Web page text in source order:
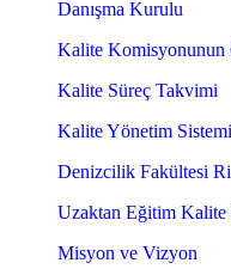
Danışma Kurulu
Kalite Komisyonunun
Kalite Süreç Takvimi
Kalite Yönetim Sistemi
Denizcilik Fakültesi
Uzaktan Eğitim Kalite
Misyon ve Vizyon